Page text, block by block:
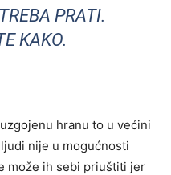
PRATI.
KAKO.
hranu to u većini
nije u mogućnosti
može ih sebi priuštiti jer